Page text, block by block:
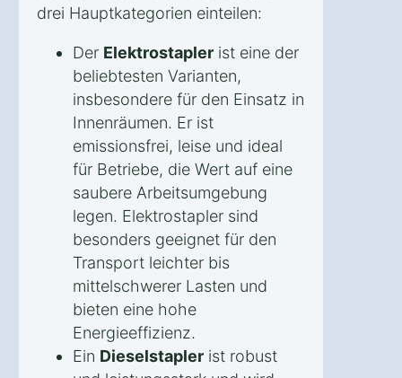
drei Hauptkategorien einteilen:
Der Elektrostapler ist eine der
beliebtesten Varianten,
insbesondere für den Einsatz in
Innenräumen. Er ist
emissionsfrei, leise und ideal
für Betriebe, die Wert auf eine
saubere Arbeitsumgebung
legen. Elektrostapler sind
besonders geeignet für den
Transport leichter bis
mittelschwerer Lasten und
bieten eine hohe
Energieeffizienz.
Ein Dieselstapler ist robust